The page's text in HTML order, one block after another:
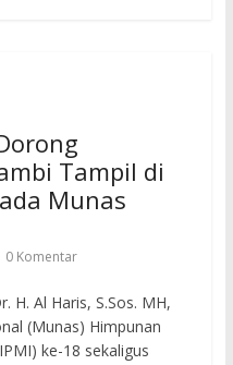
Tampil di
Munas
0 Komentar
H. Al Haris, S.Sos. MH,
(Munas) Himpunan
ke-18 sekaligus